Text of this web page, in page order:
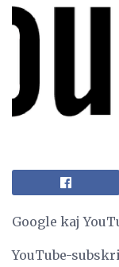
Google kaj
YouTube-